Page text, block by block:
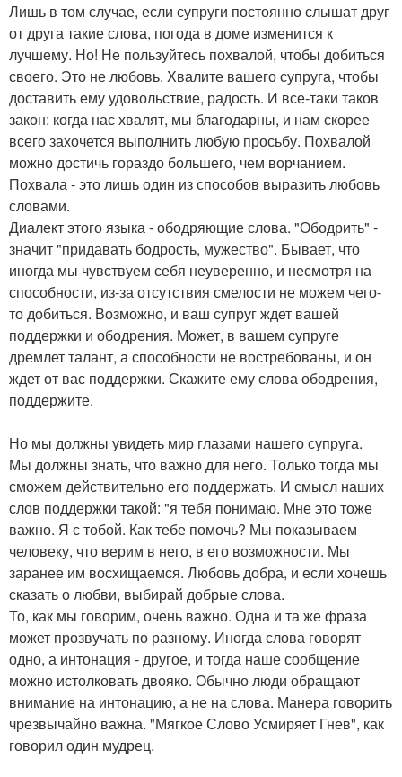
Лишь в том случае, если супруги постоянно слышат друг
от друга такие слова, погода в доме изменится к
лучшему. Но! Не пользуйтесь похвалой, чтобы добиться
своего. Это не любовь. Хвалите вашего супруга, чтобы
доставить ему удовольствие, радость. И все-таки таков
закон: когда нас хвалят, мы благодарны, и нам скорее
всего захочется выполнить любую просьбу. Похвалой
можно достичь гораздо большего, чем ворчанием.
Похвала - это лишь один из способов выразить любовь
словами.
Диалект этого языка - ободряющие слова. "Ободрить" -
значит "придавать бодрость, мужество". Бывает, что
иногда мы чувствуем себя неуверенно, и несмотря на
способности, из-за отсутствия смелости не можем чего-
то добиться. Возможно, и ваш супруг ждет вашей
поддержки и ободрения. Может, в вашем супруге
дремлет талант, а способности не востребованы, и он
ждет от вас поддержки. Скажите ему слова ободрения,
поддержите.
Но мы должны увидеть мир глазами нашего супруга.
Мы должны знать, что важно для него. Только тогда мы
сможем действительно его поддержать. И смысл наших
слов поддержки такой: "я тебя понимаю. Мне это тоже
важно. Я с тобой. Как тебе помочь? Мы показываем
человеку, что верим в него, в его возможности. Мы
заранее им восхищаемся. Любовь добра, и если хочешь
сказать о любви, выбирай добрые слова.
То, как мы говорим, очень важно. Одна и та же фраза
может прозвучать по разному. Иногда слова говорят
одно, а интонация - другое, и тогда наше сообщение
можно истолковать двояко. Обычно люди обращают
внимание на интонацию, а не на слова. Манера говорить
чрезвычайно важна. "Мягкое Слово Усмиряет Гнев", как
говорил один мудрец.